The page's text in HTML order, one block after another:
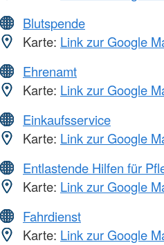
Blutspende
Karte: Link zur Google
Ehrenamt
Karte: Link zur Google
Einkaufsservice
Karte: Link zur Google
Entlastende Hilfen für
Karte: Link zur Google
Fahrdienst
Karte: Link zur Google